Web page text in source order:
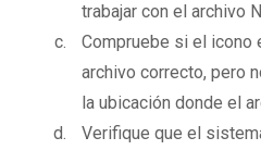
trabajar con el archivo
Compruebe si el icono
archivo correcto, pero
la ubicación donde el
Verifique que el